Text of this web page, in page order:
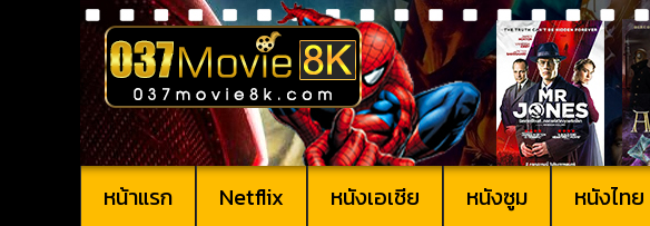
หน้าแรก Netflix หนังเอเชีย หนังซูม หนังไทย